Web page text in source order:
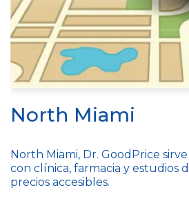
North Miami
North Miami, Dr. GoodPrice
con clínica, farmacia y estudios
precios accesibles.